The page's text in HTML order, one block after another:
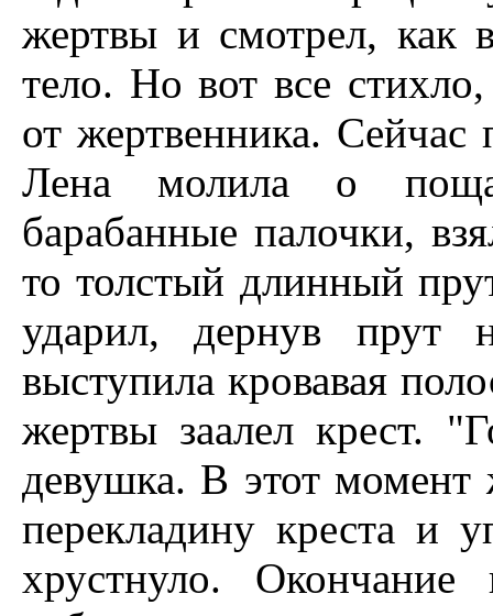
жертвы и смотрел, как
тело. Но вот все
от жертвенника.
Лена молила о
барабанные палочки,
то толстый длинный
ударил, дернув
выступила кровавая
жертвы заалел крест.
девушка. В этот момент
перекладину креста и
хрустнуло.